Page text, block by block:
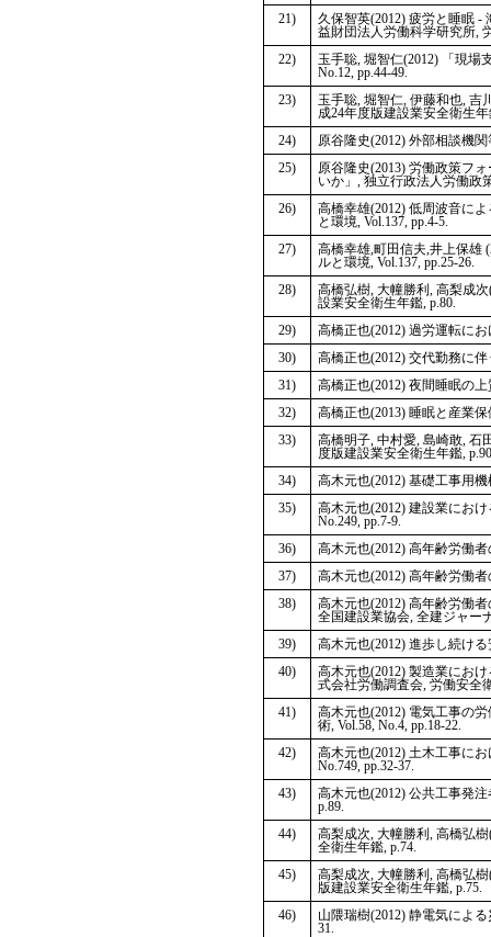
21)
久保智英(2012) 疲労と睡眠
益財団法人労働科学研究所,
22)
玉手聡, 堀智仁(2012) 「現場
No.12, pp.44-49.
23)
玉手聡, 堀智仁, 伊藤和也, 吉
成24年度版建設業安全衛生年
24)
原谷隆史(2012) 外部相談機
25)
原谷隆史(2013) 労働政策フ
いか」, 独立行政法人労働政
26)
高橋幸雄(2012) 低周波音に
と環境, Vol.137, pp.4-5.
27)
高橋幸雄,町田信夫,井上保雄
ルと環境, Vol.137, pp.25-26.
28)
高橋弘樹, 大幢勝利, 高梨成
設業安全衛生年鑑, p.80.
29)
高橋正也(2012) 過労運転に
30)
高橋正也(2012) 交代勤務に
31)
高橋正也(2012) 夜間睡眠の
32)
高橋正也(2013) 睡眠と産業保
33)
高橋明子, 中村愛, 島崎敢, 石
度版建設業安全衛生年鑑,
34)
高木元也(2012) 基礎工事用
35)
高木元也(2012) 建設業にお
No.249, pp.7-9.
36)
高木元也(2012) 高年齢労働
37)
高木元也(2012) 高年齢労働
38)
高木元也(2012) 高年齢労働
全国建設業協会, 全建ジャー
39)
高木元也(2012) 進歩し続け
40)
高木元也(2012) 製造業にお
式会社労働調査会, 労働安全
41)
高木元也(2012) 電気工事の
術, Vol.58, No.4, pp.18-22.
42)
高木元也(2012) 土木工事に
No.749, pp.32-37.
43)
高木元也(2012) 公共工事発
p.89.
44)
高梨成次, 大幢勝利, 高橋弘
全衛生年鑑, p.74.
45)
高梨成次, 大幢勝利, 高橋弘
版建設業安全衛生年鑑, p.75.
46)
山隈瑞樹(2012) 静電気によ
31.